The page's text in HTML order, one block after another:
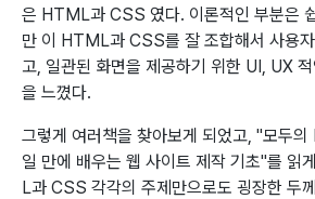
은 HTML과 CSS 였다. 이론적인 부분은
만 이 HTML과 CSS를 잘 조합해서 사용
고, 일관된 화면을 제공하기 위한 UI, UX
을 느꼈다.
그렇게 여러책을 찾아보게 되었고, "모두
일 만에 배우는 웹 사이트 제작 기초"를 읽
L과 CSS 각각의 주제만으로도 굉장한 두